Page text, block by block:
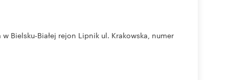
Bielsku-Białej rejon Lipnik ul. Krakowska, numer